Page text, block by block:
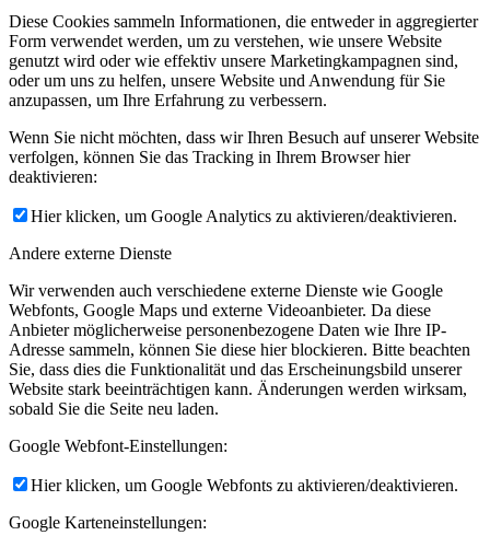
Diese Cookies sammeln Informationen, die entweder in aggregierter
Form verwendet werden, um zu verstehen, wie unsere Website
genutzt wird oder wie effektiv unsere Marketingkampagnen sind,
oder um uns zu helfen, unsere Website und Anwendung für Sie
anzupassen, um Ihre Erfahrung zu verbessern.
Wenn Sie nicht möchten, dass wir Ihren Besuch auf unserer Website
verfolgen, können Sie das Tracking in Ihrem Browser hier
deaktivieren:
Hier klicken, um Google Analytics zu aktivieren/deaktivieren.
Andere externe Dienste
Wir verwenden auch verschiedene externe Dienste wie Google
Webfonts, Google Maps und externe Videoanbieter. Da diese
Anbieter möglicherweise personenbezogene Daten wie Ihre IP-
Adresse sammeln, können Sie diese hier blockieren. Bitte beachten
Sie, dass dies die Funktionalität und das Erscheinungsbild unserer
Website stark beeinträchtigen kann. Änderungen werden wirksam,
sobald Sie die Seite neu laden.
Google Webfont-Einstellungen:
Hier klicken, um Google Webfonts zu aktivieren/deaktivieren.
Google Karteneinstellungen: